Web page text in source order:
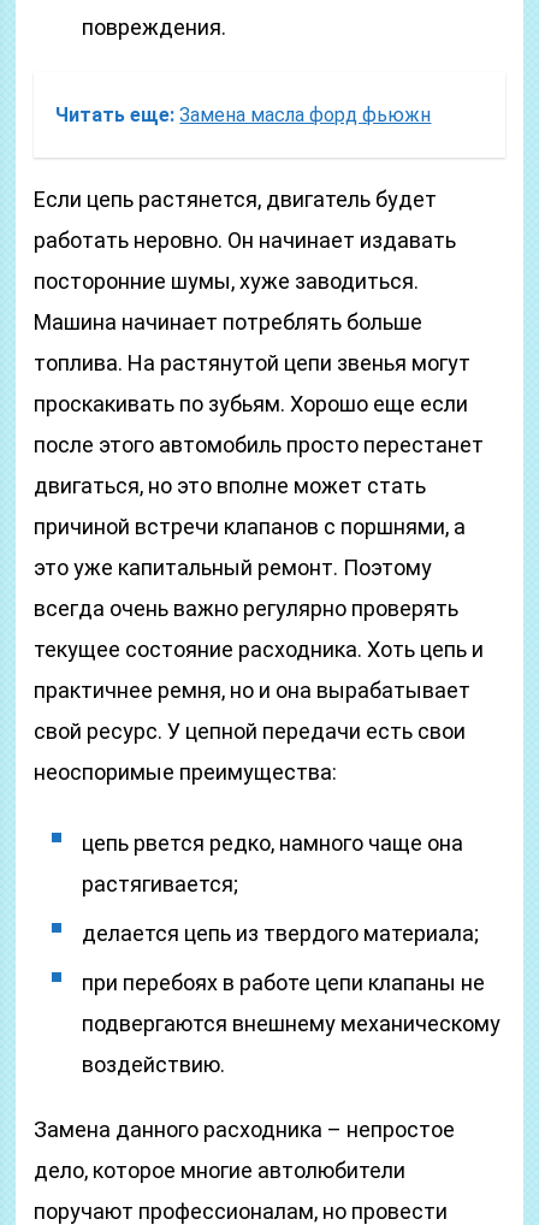
повреждения.
Читать еще: Замена масла форд фьюжн
Если цепь растянется, двигатель будет
работать неровно. Он начинает издавать
посторонние шумы, хуже заводиться.
Машина начинает потреблять больше
топлива. На растянутой цепи звенья могут
проскакивать по зубьям. Хорошо еще если
после этого автомобиль просто перестанет
двигаться, но это вполне может стать
причиной встречи клапанов с поршнями, а
это уже капитальный ремонт. Поэтому
всегда очень важно регулярно проверять
текущее состояние расходника. Хоть цепь и
практичнее ремня, но и она вырабатывает
свой ресурс. У цепной передачи есть свои
неоспоримые преимущества:
цепь рвется редко, намного чаще она
растягивается;
делается цепь из твердого материала;
при перебоях в работе цепи клапаны не
подвергаются внешнему механическому
воздействию.
Замена данного расходника – непростое
дело, которое многие автолюбители
поручают профессионалам, но провести